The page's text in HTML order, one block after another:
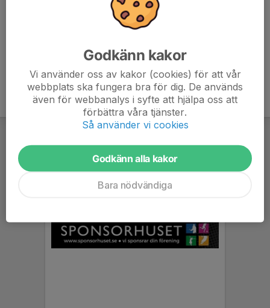
Godkänn kakor
Vi använder oss av kakor (cookies) för att vår
webbplats ska fungera bra för dig. De används
även för webbanalys i syfte att hjälpa oss att
förbättra våra tjänster.
Så använder vi cookies
Godkänn alla kakor
Bara nödvändiga